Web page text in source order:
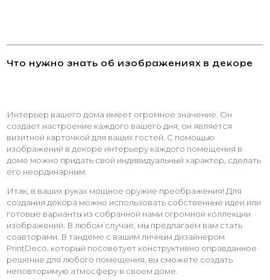
Что нужно знать об изображениях в декоре
Интерьер вашего дома имеет огромное значение. Он
создает настроение каждого вашего дня, он является
визитной карточкой для ваших гостей. С помощью
изображений в декоре интерьеру каждого помещения в
доме можно придать свой индивидуальный характер, сделать
его неординарным.
Итак, в ваших руках мощное оружие преображения! Для
создания декора можно использовать собственные идеи или
готовые варианты из собранной нами огромной коллекции
изображений. В любом случае, мы предлагаем вам стать
соавторами. В тандеме с вашим личным дизайнером
PrintDeco, который посоветует конструктивно оправданное
решение для любого помещения, вы сможете создать
неповторимую атмосферу в своем доме.